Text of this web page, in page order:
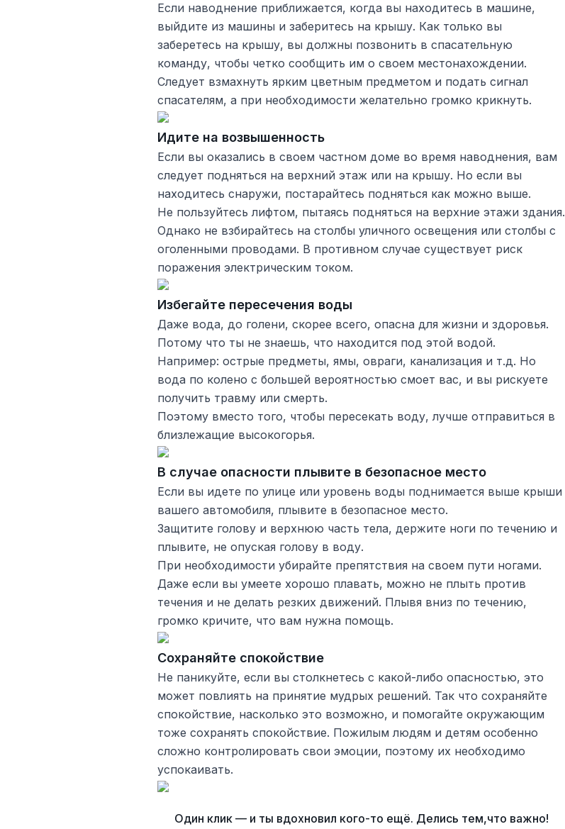
Если наводнение приближается, когда вы находитесь в машине,
выйдите из машины и заберитесь на крышу. Как только вы
заберетесь на крышу, вы должны позвонить в спасательную
команду, чтобы четко сообщить им о своем местонахождении.
Следует взмахнуть ярким цветным предметом и подать сигнал
спасателям, а при необходимости желательно громко крикнуть.
Идите на возвышенность
Если вы оказались в своем частном доме во время наводнения, вам
следует подняться на верхний этаж или на крышу. Но если вы
находитесь снаружи, постарайтесь подняться как можно выше.
Не пользуйтесь лифтом, пытаясь подняться на верхние этажи здания.
Однако не взбирайтесь на столбы уличного освещения или столбы с
оголенными проводами. В противном случае существует риск
поражения электрическим током.
Избегайте пересечения воды
Даже вода, до голени, скорее всего, опасна для жизни и здоровья.
Потому что ты не знаешь, что находится под этой водой.
Например: острые предметы, ямы, овраги, канализация и т.д. Но
вода по колено с большей вероятностью смоет вас, и вы рискуете
получить травму или смерть.
Поэтому вместо того, чтобы пересекать воду, лучше отправиться в
близлежащие высокогорья.
В случае опасности плывите в безопасное место
Если вы идете по улице или уровень воды поднимается выше крыши
вашего автомобиля, плывите в безопасное место.
Защитите голову и верхнюю часть тела, держите ноги по течению и
плывите, не опуская голову в воду.
При необходимости убирайте препятствия на своем пути ногами.
Даже если вы умеете хорошо плавать, можно не плыть против
течения и не делать резких движений. Плывя вниз по течению,
громко кричите, что вам нужна помощь.
Сохраняйте спокойствие
Не паникуйте, если вы столкнетесь с какой-либо опасностью, это
может повлиять на принятие мудрых решений. Так что сохраняйте
спокойствие, насколько это возможно, и помогайте окружающим
тоже сохранять спокойствие. Пожилым людям и детям особенно
сложно контролировать свои эмоции, поэтому их необходимо
успокаивать.